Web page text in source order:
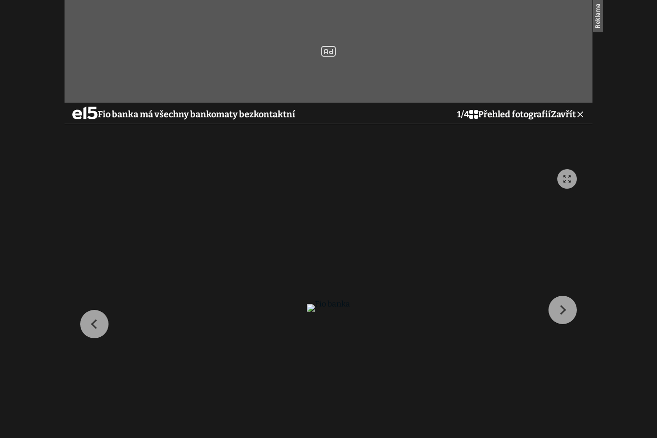
Fio banka má všechny bankomaty bezkontaktní 1/4 Přehled fotografiíZavřít